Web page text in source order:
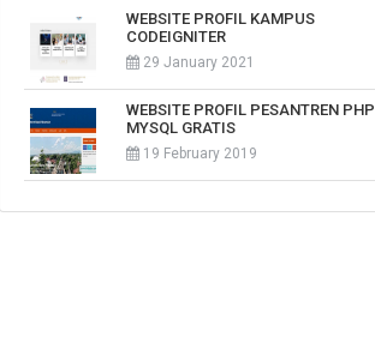
WEBSITE PROFIL KAMPUS
CODEIGNITER
29 January 2021
WEBSITE PROFIL PESANTREN PHP
MYSQL GRATIS
19 February 2019